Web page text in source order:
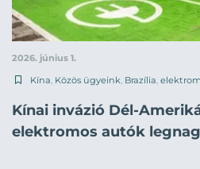
2026. június 1.
Kína, Közös ügyeink, Brazília,
Kínai invázió Dél-
elektromos autók